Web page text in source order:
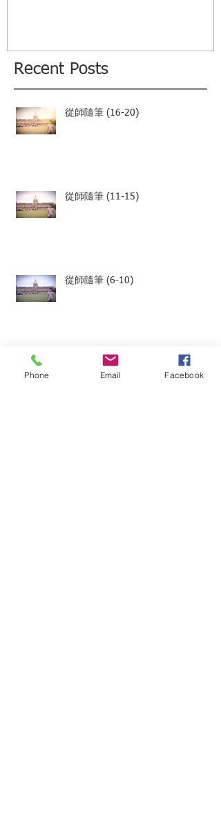
Recent Posts
從師隨筆 (16-20)
從師隨筆 (11-15)
從師隨筆 (6-10)
從師隨筆 (1-5)
Phone Email Facebook